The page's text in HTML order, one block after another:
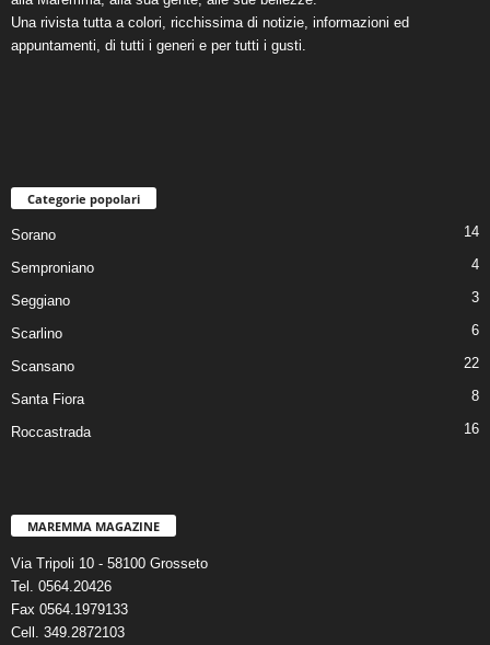
Una rivista tutta a colori, ricchissima di notizie, informazioni ed
appuntamenti, di tutti i generi e per tutti i gusti.
Categorie popolari
Sorano 14
Semproniano 4
Seggiano 3
Scarlino 6
Scansano 22
Santa Fiora 8
Roccastrada 16
MAREMMA MAGAZINE
Via Tripoli 10 - 58100 Grosseto
Tel. 0564.20426
Fax 0564.1979133
Cell. 349.2872103